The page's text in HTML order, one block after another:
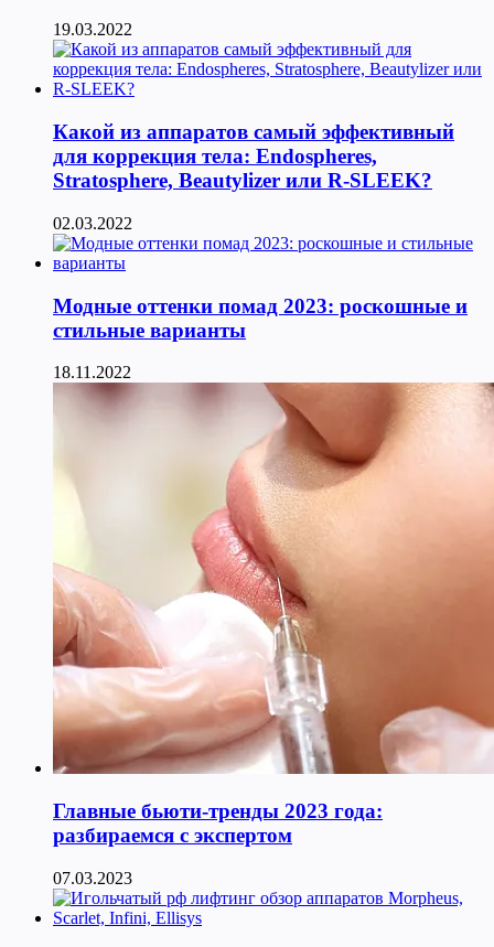
19.03.2022
Какой из аппаратов самый эффективный
для коррекция тела: Endospheres,
Stratosphere, Beautylizer или R-SLEEK?
02.03.2022
Модные оттенки помад 2023: роскошные и
стильные варианты
18.11.2022
Главные бьюти-тренды 2023 года:
разбираемся с экспертом
07.03.2023